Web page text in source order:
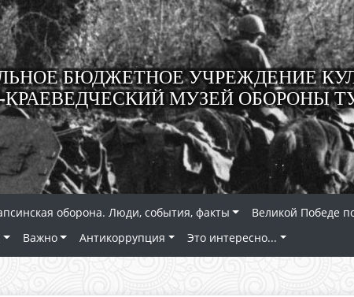
БЮДЖЕТНОЕ УЧРЕЖДЕНИЕ
МУЗЕЙ ОБОРОНЫ
оборона. Люди, события, факты Великой Победе
Важно Антикоррупция Это интересно...